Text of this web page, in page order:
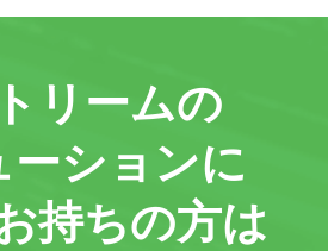
リームの
ーションに
持ちの方は